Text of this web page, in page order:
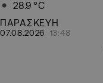
28.9 °C
ΠΑΡΑΣΚΕΥΗ
07.08.2026 13:48